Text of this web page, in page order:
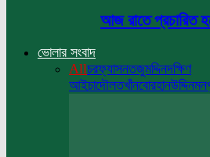
আজ রাতে প্রচারিত
ভোলার সংবাদ
Allচরফ্যাসনতজুমদ্দিনদক্ষিণ
আইচাদৌলতখাঁনবোরহানউদ্দিন